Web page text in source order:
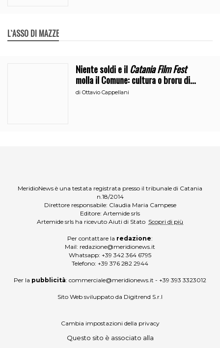
L`ASSO DI MAZZE
Niente soldi e ilCatania Film Fest
molla il Comune: cultura o broru di
ciciri?
diOttavio Cappellani
MeridioNews è una testata registrata presso il tribunale di Catania
n.18/2014
Direttore responsabile: Claudia Maria Campese
Editore: Artemide srls
Artemide srls ha ricevuto Aiuti di Stato Scopri di più
Per contattare la redazione:
Mail: redazione@meridionews.it
Whatsapp: +39 342 364 6795
Telefono: +39 376 282 2944
Per la pubblicità: commerciale@meridionews.it - +39 393 3323012
Sito Web sviluppato da Digitrend S.r.l
Cambia impostazioni della privacy
Questo sito è associato alla